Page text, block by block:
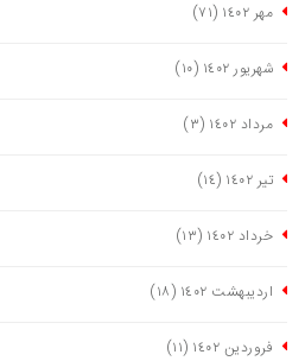
مهر ١٤٠٢ (٧١)
شهریور ١٤٠٢ (١٠)
مرداد ١٤٠٢ (٣)
تیر ١٤٠٢ (١٤)
خرداد ١٤٠٢ (١٣)
اردیبهشت ١٤٠٢ (١٨)
فروردین ١٤٠٢ (١١)